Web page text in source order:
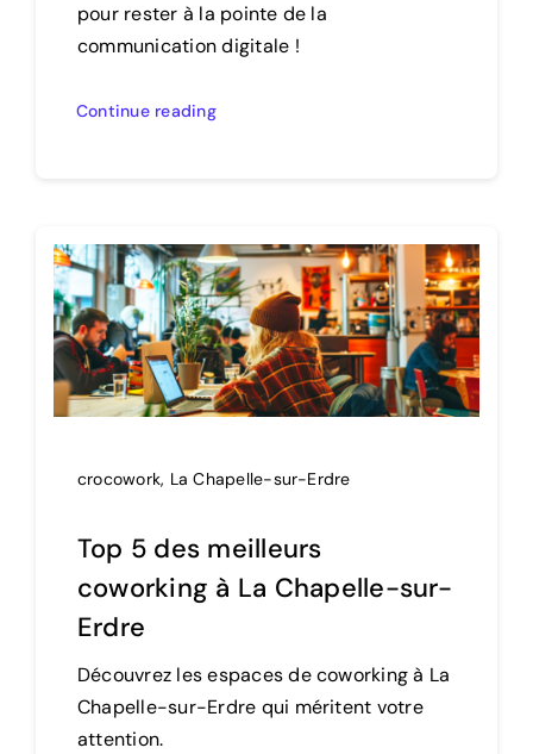
pour rester à la pointe de la
communication digitale !
Continue reading
crocowork, La Chapelle-sur-Erdre
Top 5 des meilleurs
coworking à La Chapelle-sur-
Erdre
Découvrez les espaces de coworking à La
Chapelle-sur-Erdre qui méritent votre
attention.